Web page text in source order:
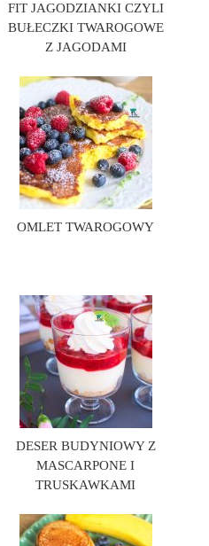
FIT JAGODZIANKI CZYLI
BUŁECZKI TWAROGOWE
Z JAGODAMI
OMLET TWAROGOWY
DESER BUDYNIOWY Z
MASCARPONE I
TRUSKAWKAMI